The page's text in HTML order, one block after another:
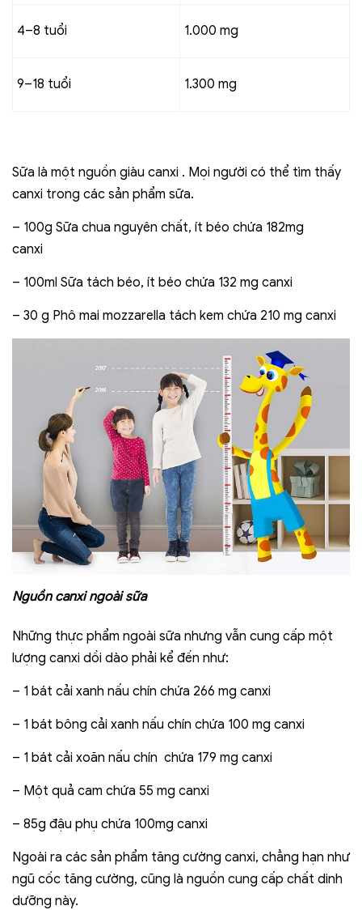
4–8 tuổi 1.000 mg
9–18 tuổi 1.300 mg
Sữa là một nguồn giàu canxi . Mọi người có thể tìm thấy
canxi trong các sản phẩm sữa.
– 100g Sữa chua nguyên chất, ít béo chứa 182mg
canxi
– 100ml Sữa tách béo, ít béo chứa 132 mg canxi
– 30 g Phô mai mozzarella tách kem chứa 210 mg canxi
Nguồn canxi ngoài sữa
Những thực phẩm ngoài sữa nhưng vẫn cung cấp một
lượng canxi dồi dào phải kể đến như:
– 1 bát cải xanh nấu chín chứa 266 mg canxi
– 1 bát bông cải xanh nấu chín chứa 100 mg canxi
– 1 bát cải xoăn nấu chín chứa 179 mg canxi
– Một quả cam chứa 55 mg canxi
– 85g đậu phụ chứa 100mg canxi
Ngoài ra các sản phẩm tăng cường canxi, chẳng hạn như
ngũ cốc tăng cường, cũng là nguồn cung cấp chất dinh
dưỡng này.